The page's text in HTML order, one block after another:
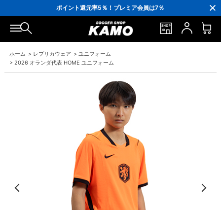
ポイント還元率5％！プレミア会員は7％
会員の方にはお誕生月に「10％OFFクーポン」プレゼント！
16,000円(税込)以上でシューズケースプレゼント！
3,300円(税込)以上で送料無料！
ホーム > レプリカウェア > ユニフォーム
> 2026 オランダ代表 HOME ユニフォーム